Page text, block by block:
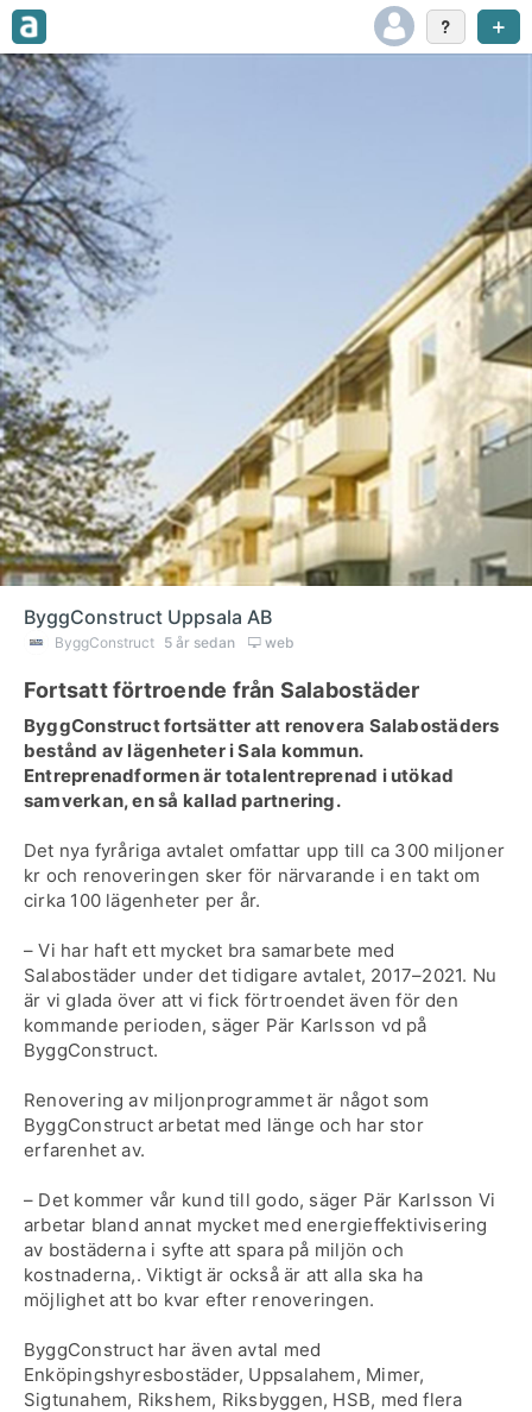
ByggConstruct Uppsala AB
ByggConstruct 5 år sedan web
Fortsatt förtroende från Salabostäder
ByggConstruct fortsätter att renovera Salabostäders
bestånd av lägenheter i Sala kommun.
Entreprenadformen är totalentreprenad i utökad
samverkan, en så kallad partnering.
Det nya fyråriga avtalet omfattar upp till ca 300 miljoner
kr och renoveringen sker för närvarande i en takt om
cirka 100 lägenheter per år.
– Vi har haft ett mycket bra samarbete med
Salabostäder under det tidigare avtalet, 2017–2021. Nu
är vi glada över att vi fick förtroendet även för den
kommande perioden, säger Pär Karlsson vd på
ByggConstruct.
Renovering av miljonprogrammet är något som
ByggConstruct arbetat med länge och har stor
erfarenhet av.
– Det kommer vår kund till godo, säger Pär Karlsson Vi
arbetar bland annat mycket med energieffektivisering
av bostäderna i syfte att spara på miljön och
kostnaderna,. Viktigt är också är att alla ska ha
möjlighet att bo kvar efter renoveringen.
ByggConstruct har även avtal med
Enköpingshyresbostäder, Uppsalahem, Mimer,
Sigtunahem, Rikshem, Riksbyggen, HSB, med flera